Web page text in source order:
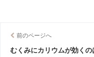
前のページへ
むくみにカリウムが効くの